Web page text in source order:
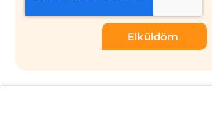
Elküldöm